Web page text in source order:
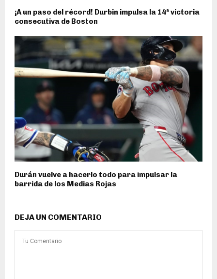
¡A un paso del récord! Durbin impulsa la 14ª victoria
consecutiva de Boston
Durán vuelve a hacerlo todo para impulsar la
barrida de los Medias Rojas
DEJA UN COMENTARIO